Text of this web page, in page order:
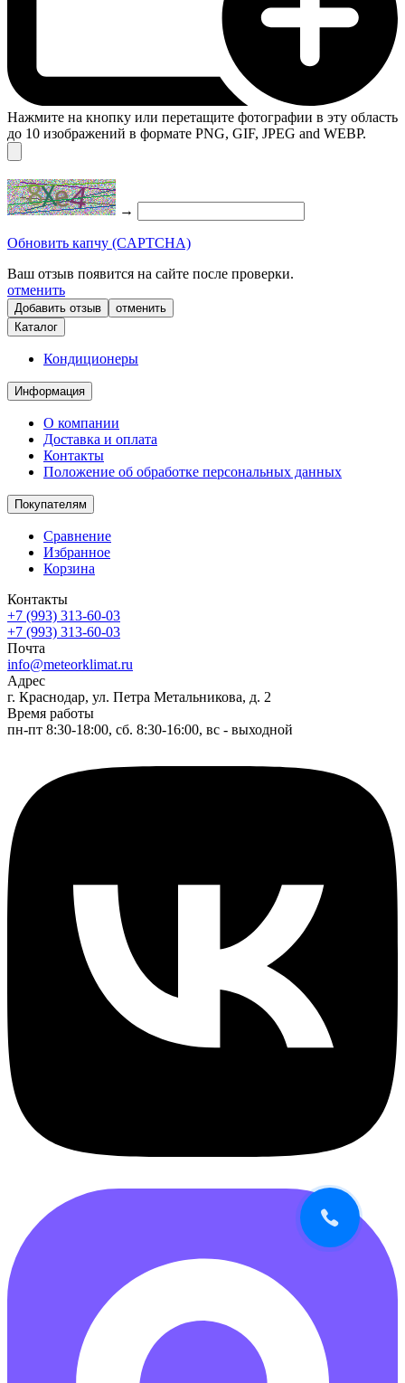
Нажмите на кнопку или перетащите фотографии в эту область
до 10 изображений в формате PNG, GIF, JPEG and WEBP.
→
Обновить капчу (CAPTCHA)
Ваш отзыв появится на сайте после проверки.
отменить
отменить
Каталог
Кондиционеры
Информация
О компании
Доставка и оплата
Контакты
Положение об обработке персональных данных
Покупателям
Сравнение
Избранное
Корзина
Контакты
+7 (993) 313-60-03
+7 (993) 313-60-03
Почта
info@meteorklimat.ru
Адрес
г. Краснодар, ул. Петра Метальникова, д. 2
Время работы
пн-пт 8:30-18:00, сб. 8:30-16:00, вс - выходной